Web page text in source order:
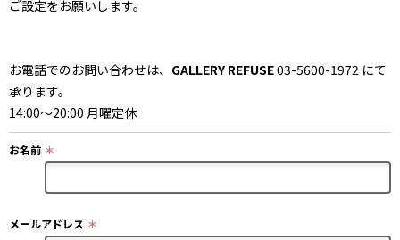
ご設定をお願いします。
お電話でのお問い合わせは、 GALLERY REFUSE03-5600-1972 にて
承ります。
14:00～20:00 月曜定休
お名前 ＊
メールアドレス ＊